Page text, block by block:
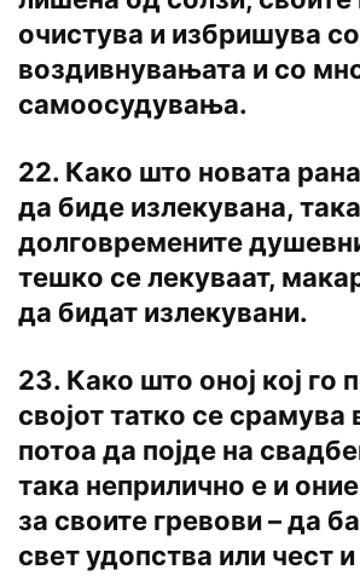
очистува и избришува
воздивнувањата и co
самоосудувања.
22. Како што новата
да биде излекувана,
долговремените
тешко се лекуваат,
да бидат излекувани.
23. Како што оној кој го
својот татко се
потоа да појде на
така неприлично е и
за своите гревови – да
свет удопства или чест